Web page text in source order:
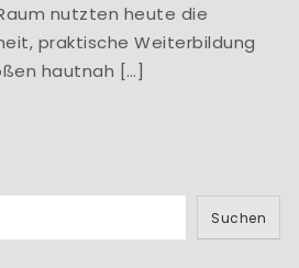
nutzten heute die
praktische Weiterbildung
hautnah […]
Suchen